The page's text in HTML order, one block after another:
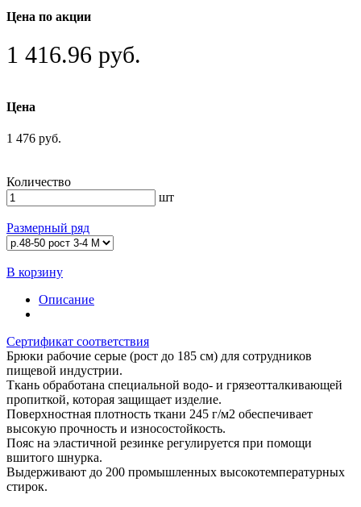
Цена по акции
1 416.96 руб.
Цена
1 476 руб.
Количество
шт
Размерный ряд
В корзину
Описание
Сертификат соответствия
Брюки рабочие серые (рост до 185 см) для сотрудников
пищевой индустрии.
Ткань обработана специальной водо- и грязеотталкивающей
пропиткой, которая защищает изделие.
Поверхностная плотность ткани 245 г/м2 обеспечивает
высокую прочность и износостойкость.
Пояс на эластичной резинке регулируется при помощи
вшитого шнурка.
Выдерживают до 200 промышленных высокотемпературных
стирок.